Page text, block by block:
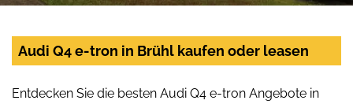
Audi Q4 e-tron in Brühl kaufen oder leasen
Entdecken Sie die besten Audi Q4 e-tron Angebote in